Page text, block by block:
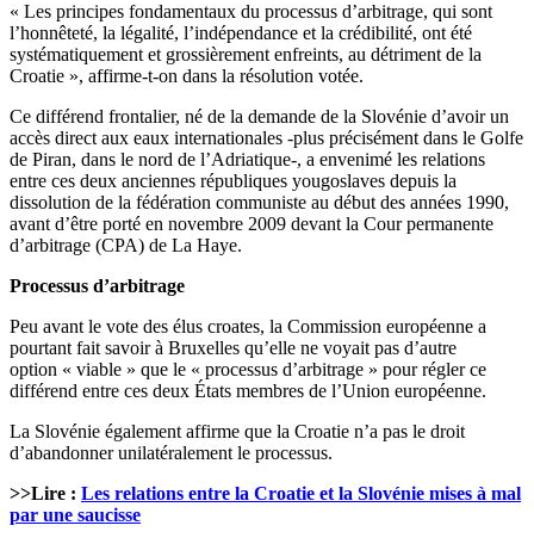
« Les principes fondamentaux du processus d’arbitrage, qui sont
l’honnêteté, la légalité, l’indépendance et la crédibilité, ont été
systématiquement et grossièrement enfreints, au détriment de la
Croatie », affirme-t-on dans la résolution votée.
Ce différend frontalier, né de la demande de la Slovénie d’avoir un
accès direct aux eaux internationales -plus précisément dans le Golfe
de Piran, dans le nord de l’Adriatique-, a envenimé les relations
entre ces deux anciennes républiques yougoslaves depuis la
dissolution de la fédération communiste au début des années 1990,
avant d’être porté en novembre 2009 devant la Cour permanente
d’arbitrage (CPA) de La Haye.
Processus d’arbitrage
Peu avant le vote des élus croates, la Commission européenne a
pourtant fait savoir à Bruxelles qu’elle ne voyait pas d’autre
option « viable » que le « processus d’arbitrage » pour régler ce
différend entre ces deux États membres de l’Union européenne.
La Slovénie également affirme que la Croatie n’a pas le droit
d’abandonner unilatéralement le processus.
>>Lire : Les relations entre la Croatie et la Slovénie mises à mal
par une saucisse